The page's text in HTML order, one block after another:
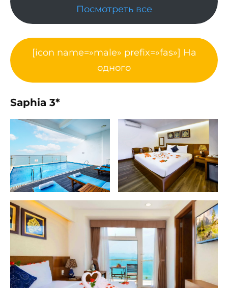
Посмотреть все
[icon name=»male» prefix=»fas»] На
одного
Saphia 3*